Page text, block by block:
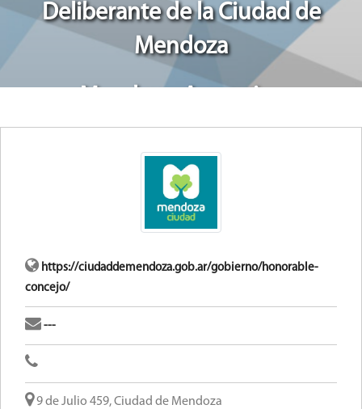
Deliberante de la Ciudad de
Mendoza
https://ciudaddemendoza.gob.ar/gobierno/honorable-
concejo/
---
9 de Julio 459, Ciudad de Mendoza